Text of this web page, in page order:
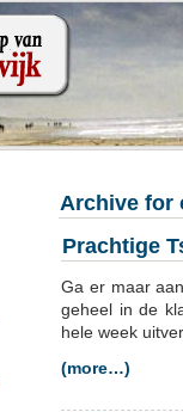
Archive for
Prachtige
Ga er maar
geheel in de
hele week
(more…)